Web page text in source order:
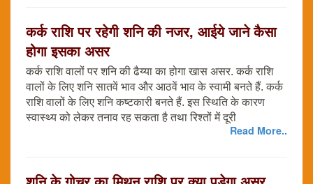
कर्क राशि पर रहेगी शनि की नजर, आईये जाने कैसा
होगा इसका असर
कर्क राशि वालों पर शनि की ढैय्या का होगा खास असर. कर्क राशि
वालों के लिए शनि सातवें भाव और आठवें भाव के स्वामी बनते हैं. कर्क
राशि वालों के लिए शनि कष्टकारी बनते हैं. इस स्थिति के कारण
स्वास्थ्य को लेकर तनाव रह सकता है तथा रिश्तों में दूरी
Read More..